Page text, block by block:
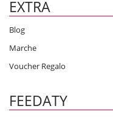
EXTRA
Blog
Marche
Voucher Regalo
FEEDATY